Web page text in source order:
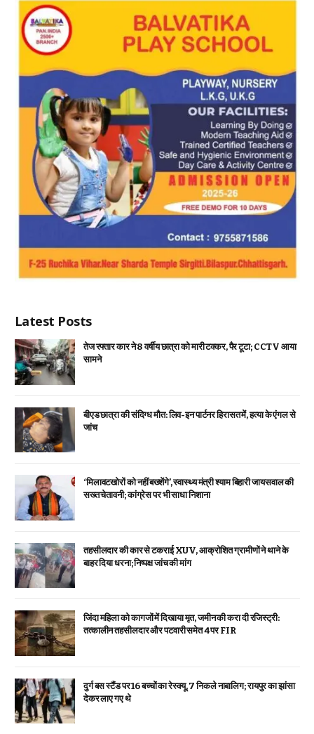
Latest Posts
तेज रफ्तार कार ने 8 वर्षीय छात्रा को मारी टक्कर, पैर टूटा; CCTV आया
सामने
बीएड छात्रा की संदिग्ध मौत: लिव-इन पार्टनर हिरासत में, हत्या के एंगल से
जांच
‘मिलावटखोरों को नहीं बख्शेंगे’, स्वास्थ्य मंत्री श्याम बिहारी जायसवाल की
सख्त चेतावनी; कांग्रेस पर भी साधा निशाना
तहसीलदार की कार से टकराई XUV, आक्रोशित ग्रामीणों ने थाने के
बाहर दिया धरना; निष्पक्ष जांच की मांग
जिंदा महिला को कागजों में दिखाया मृत, जमीन की करा दी रजिस्ट्री:
तत्कालीन तहसीलदार और पटवारी समेत 4 पर FIR
दुर्ग बस स्टैंड पर 16 बच्चों का रेस्क्यू, 7 निकले नाबालिग; रायपुर का झांसा
देकर लाए गए थे